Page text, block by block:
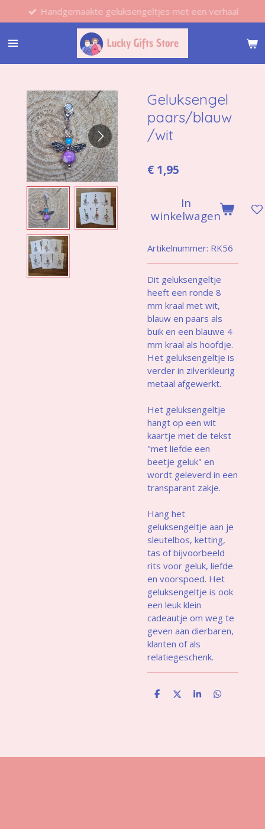
direct
naar
hoofdinhoud
Handgemaakte geluksengeltjes met een verhaal
Geluksengel
paars/blauw
/wit
€ 1,95
In
winkelwagen
Artikelnummer: RK56
Dit geluksengeltje
heeft een ronde 8
mm kraal met wit,
blauw en paars als
buik en een blauwe 4
mm kraal als hoofdje.
Het geluksengeltje is
verder in zilverkleurig
metaal afgewerkt.
Het geluksengeltje
hangt op een wit
kaartje met de tekst
"met liefde een
beetje geluk" en
wordt geleverd in een
transparant zakje.
Hang het
geluksengeltje aan je
sleutelbos, ketting,
tas of bijvoorbeeld
rits voor geluk, liefde
en voorspoed. Het
geluksengeltje is ook
een leuk klein
cadeautje om weg te
geven aan dierbaren,
klanten of als
relatiegeschenk.
D
D
S
D